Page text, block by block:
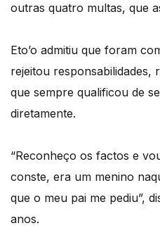
outras quatro multas, que
Eto’o admitiu que foram
rejeitou responsabilidades,
que sempre qualificou de
diretamente.
“Reconheço os factos e
conste, era um menino
que o meu pai me pediu”,
anos.